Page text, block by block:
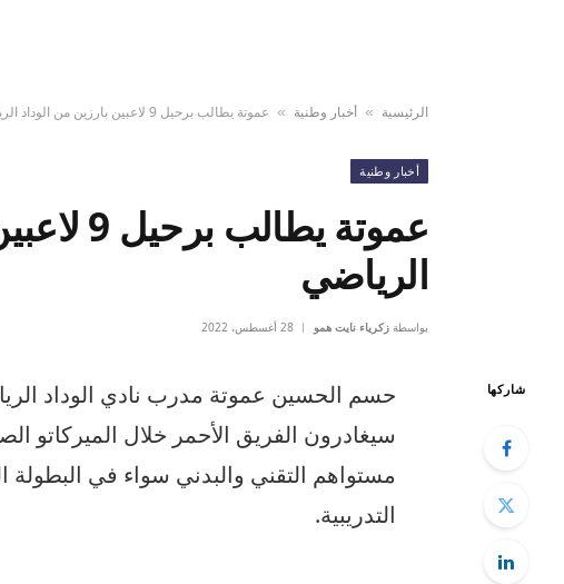
الرئيسية » أخبار وطنية » عموتة يطالب برحيل 9 لاعبين بارزين من الوداد الرياضي
أخبار وطنية
عموتة
الرياضي
بواسطة زكرياء نايت همو 28 أغسطس، 2022
شاركها
حسم الحسين عموتة مدرب نادي الوداد
سيغادرون الفريق الأحمر خلال الميركاتو
مستواهم التقني والبدني سواء في البطولة
التدريبية.